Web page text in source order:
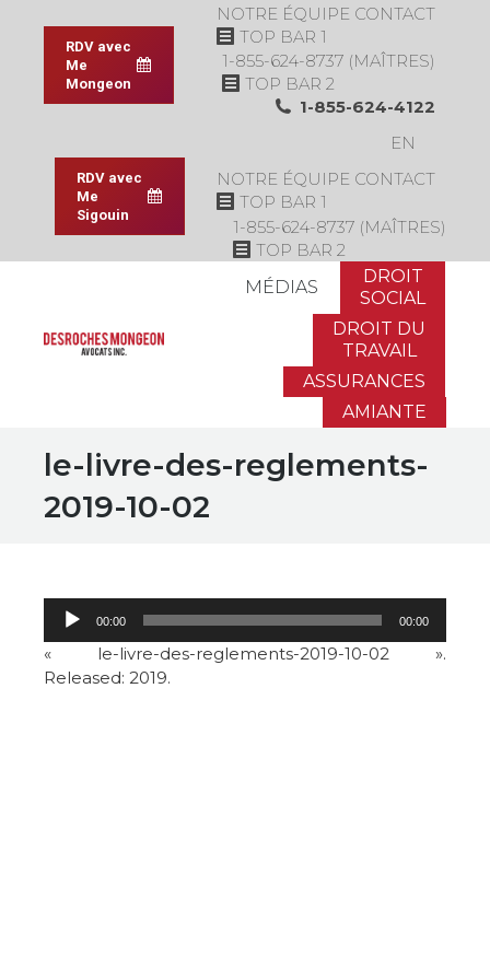
RDV avec
Me
Mongeon
RDV avec
Me
Sigouin
NOTRE ÉQUIPE CONTACT
TOP BAR 1
1-855-624-8737 (MAÎTRES)
TOP BAR 2
1-855-624-4122
EN
NOTRE ÉQUIPE CONTACT
TOP BAR 1
1-855-624-8737 (MAÎTRES)
TOP BAR 2
MÉDIAS
DROIT
SOCIAL
DROIT DU
TRAVAIL
ASSURANCES
AMIANTE
le-livre-des-reglements-
2019-10-02
audio
00:00 00:00
« le-livre-des-reglements-2019-10-02 ».
Released: 2019.